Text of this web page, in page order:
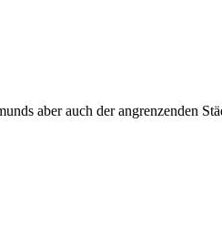
aber auch der angrenzenden